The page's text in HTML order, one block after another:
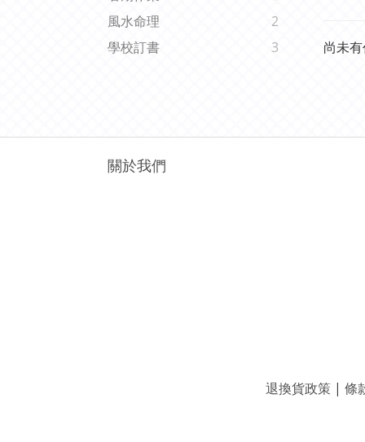
風水命理
2
學校訂書
3 尚未
關於我們
退換貨政策 | 條